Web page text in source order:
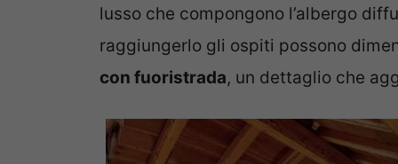
lusso che compongono l’albergo
raggiungerlo gli ospiti possono
con fuoristrada, un dettaglio che